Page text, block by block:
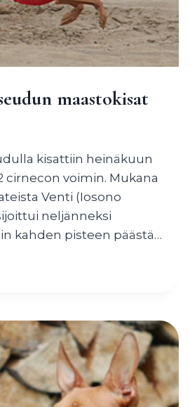
maastokisat
kisattiin heinäkuun
cirnecon voimin. Mukana
Venti (Iosono
neljänneksi
kahden pisteen päästä…